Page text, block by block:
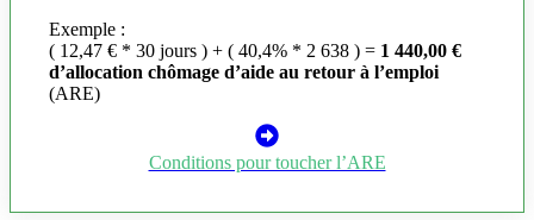
Exemple :
( 12,47 € * 30 jours ) + ( 40,4% * 2 638 ) = 1 440,00 €
d’allocation chômage d’aide au retour à l’emploi
(ARE)
Conditions pour toucher l’ARE